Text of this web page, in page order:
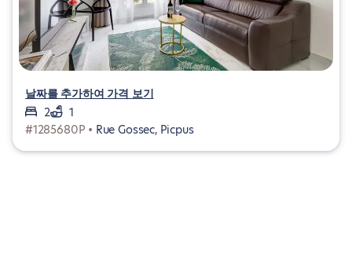
날짜를 추가하여 가격 보기
2
1
#1285680P • Rue Gossec, Picpus